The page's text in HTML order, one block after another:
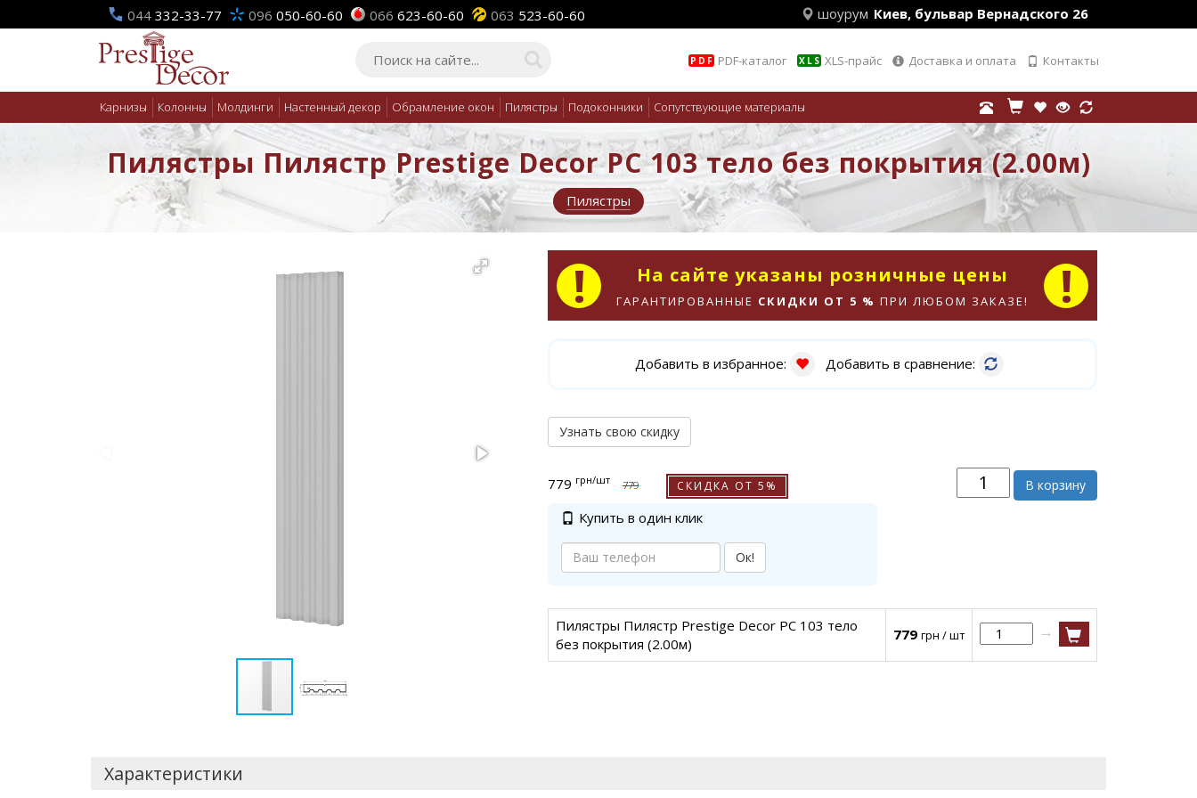
044 332-33-77 096 050-60-60 066 623-60-60 063 523-60-60 шоурум Киев, бульвар Вернадского 26
PDF PDF-каталог XLS XLS-прайс Доставка и оплата Контакты
Карнизы Колонны Молдинги Настенный декор Обрамление окон Пилястры Подоконники Сопутствующие материалы
Пилястры Пилястр Prestige Decor PC 103 тело без покрытия (2.00м)
Пилястры
На сайте указаны розничные цены
ГАРАНТИРОВАННЫЕ СКИДКИ ОТ 5 % ПРИ ЛЮБОМ ЗАКАЗЕ!
Добавить в избранное: Добавить в сравнение:
Узнать свою скидку
779 грн/шт 779 СКИДКА ОТ 5% В корзину
Купить в один клик
Ок!
Пилястры Пилястр Prestige Decor PC 103 тело
без покрытия (2.00м)
779 грн / шт →
Характеристики